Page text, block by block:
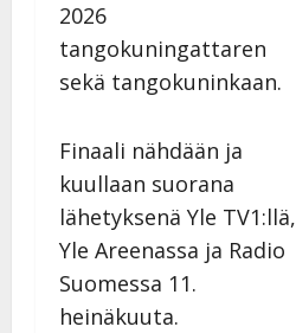
2026
tangokuningattaren
sekä tangokuninkaan.
Finaali nähdään ja
kuullaan suorana
lähetyksenä Yle TV1:llä,
Yle Areenassa ja Radio
Suomessa 11.
heinäkuuta.